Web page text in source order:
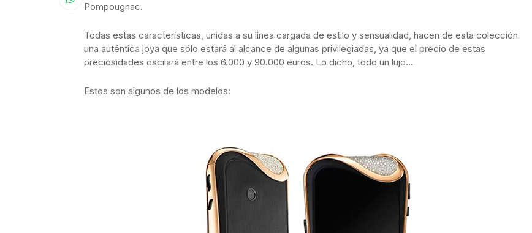
Pompougnac.
Todas estas características, unidas a su línea cargada de estilo y sensualidad, hacen de esta colección
una auténtica joya que sólo estará al alcance de algunas privilegiadas, ya que el precio de estas
preciosidades oscilará entre los 6.000 y 90.000 euros. Lo dicho, todo un lujo…
Estos son algunos de los modelos: